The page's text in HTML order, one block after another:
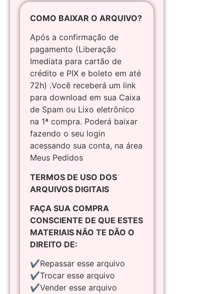
COMO BAIXAR O ARQUIVO?
Após a confirmação de
pagamento (Liberação
Imediata para cartão de
crédito e PIX e boleto em até
72h) .Você receberá um link
para download em sua Caixa
de Spam ou Lixo eletrônico
na 1ª compra. Poderá baixar
fazendo o seu login
acessando sua conta, na área
Meus Pedidos
TERMOS DE USO DOS
ARQUIVOS DIGITAIS
FAÇA SUA COMPRA
CONSCIENTE DE QUE ESTES
MATERIAIS NÃO TE DÃO O
DIREITO DE:
✔Repassar esse arquivo
✔Trocar esse arquivo
✔Vender esse arquivo